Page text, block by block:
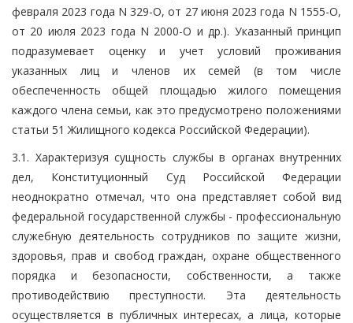
февраля 2023 года N 329-О, от 27 июня 2023 года N 1555-О,
от 20 июля 2023 года N 2000-О и др.). Указанный принцип
подразумевает оценку и учет условий проживания
указанных лиц и членов их семей (в том числе
обеспеченность общей площадью жилого помещения
каждого члена семьи, как это предусмотрено положениями
статьи 51 Жилищного кодекса Российской Федерации).
3.1. Характеризуя сущность службы в органах внутренних
дел, Конституционный Суд Российской Федерации
неоднократно отмечал, что она представляет собой вид
федеральной государственной службы - профессиональную
служебную деятельность сотрудников по защите жизни,
здоровья, прав и свобод граждан, охране общественного
порядка и безопасности, собственности, а также
противодействию преступности. Эта деятельность
осуществляется в публичных интересах, а лица, которые